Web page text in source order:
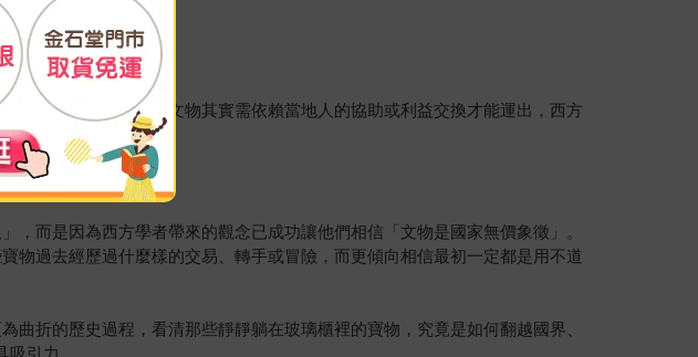
戰爭掠奪，絕大多數文物其實需依賴當地人的協助或利益交換才能運出，西方
忽略。
？
而是因為西方學者帶來的觀念已成功讓他們相信「文物是國家無價象徵」。
物過去經歷過什麼樣的交易、轉手或冒險，而更傾向相信最初一定都是用不道
折的歷史過程，看清那些靜靜躺在玻璃櫃裡的寶物，究竟是如何翻越國界、